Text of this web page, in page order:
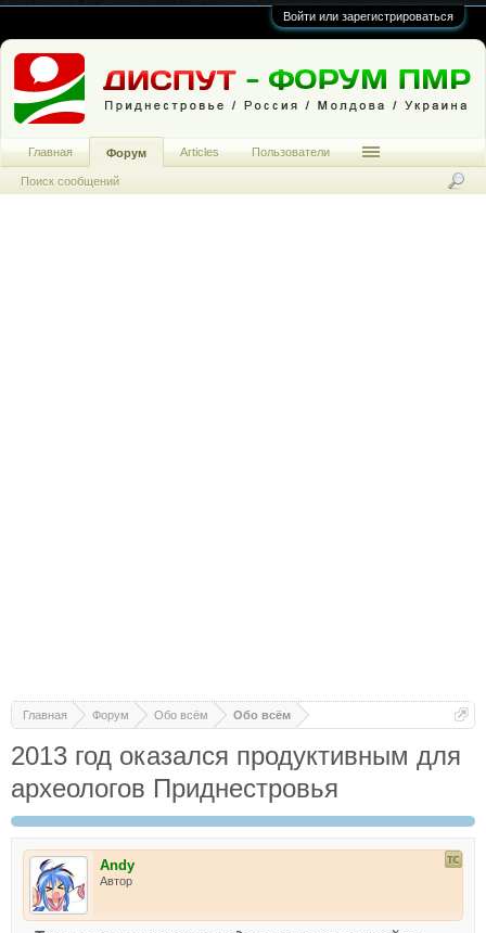
Войти или зарегистрироваться
Главная Форум Обо всём Обо всём
2013 год оказался продуктивным для
археологов Приднестровья
Andy
Автор
Главная Форум
Поиск сообщений
Articles Пользователи